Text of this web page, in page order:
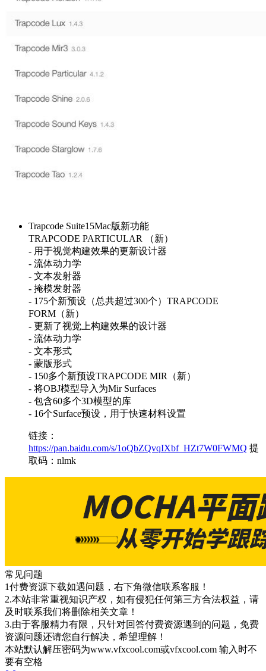
Trapcode Suite15Mac版新功能
TRAPCODE PARTICULAR （新）
- 用于视觉构建效果的更新设计器
- 流体动力学
- 文本发射器
- 掩模发射器
- 175个新预设（总共超过300个）TRAPCODE
FORM（新）
- 更新了视觉上构建效果的设计器
- 流体动力学
- 文本形式
- 蒙版形式
- 150多个新预设TRAPCODE MIR（新）
- 将OBJ模型导入为Mir Surfaces
- 包含60多个3D模型的库
- 16个Surface预设，用于快速材料设置
链接：
https://pan.baidu.com/s/1oQbZQvqIXbf_HZt7W0FWMQ 提
取码：nlmk
常见问题
1付费资源下载如遇问题，右下角微信联系客服！
2.本站非常重视知识产权，如有侵犯任何第三方合法权益，请
及时联系我们将删除相关文章！
3.由于客服精力有限，只针对回答付费资源遇到的问题，免费
资源问题还请您自行解决，希望理解！
本站默认解压密码为www.vfxcool.com或vfxcool.com 输入时不
要有空格